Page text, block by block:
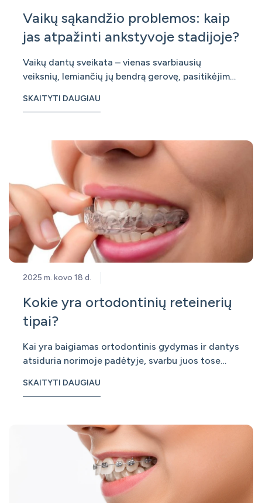
Vaikų sąkandžio problemos: kaip
jas atpažinti ankstyvoje stadijoje?
Vaikų dantų sveikata – vienas svarbiausių
veiksnių, lemiančių jų bendrą gerovę, pasitikėjimą
dažniausiai pasitaikančių problemų –
SKAITYTI DAUGIAU
2025 m. kovo 18 d.
Kokie yra ortodontinių reteinerių
tipai?
Kai yra baigiamas ortodontinis gydymas ir dantys
atsiduria norimoje padėtyje, svarbu juos tose
pradėti judėti atgal nuo jų norimos padėties.
SKAITYTI DAUGIAU